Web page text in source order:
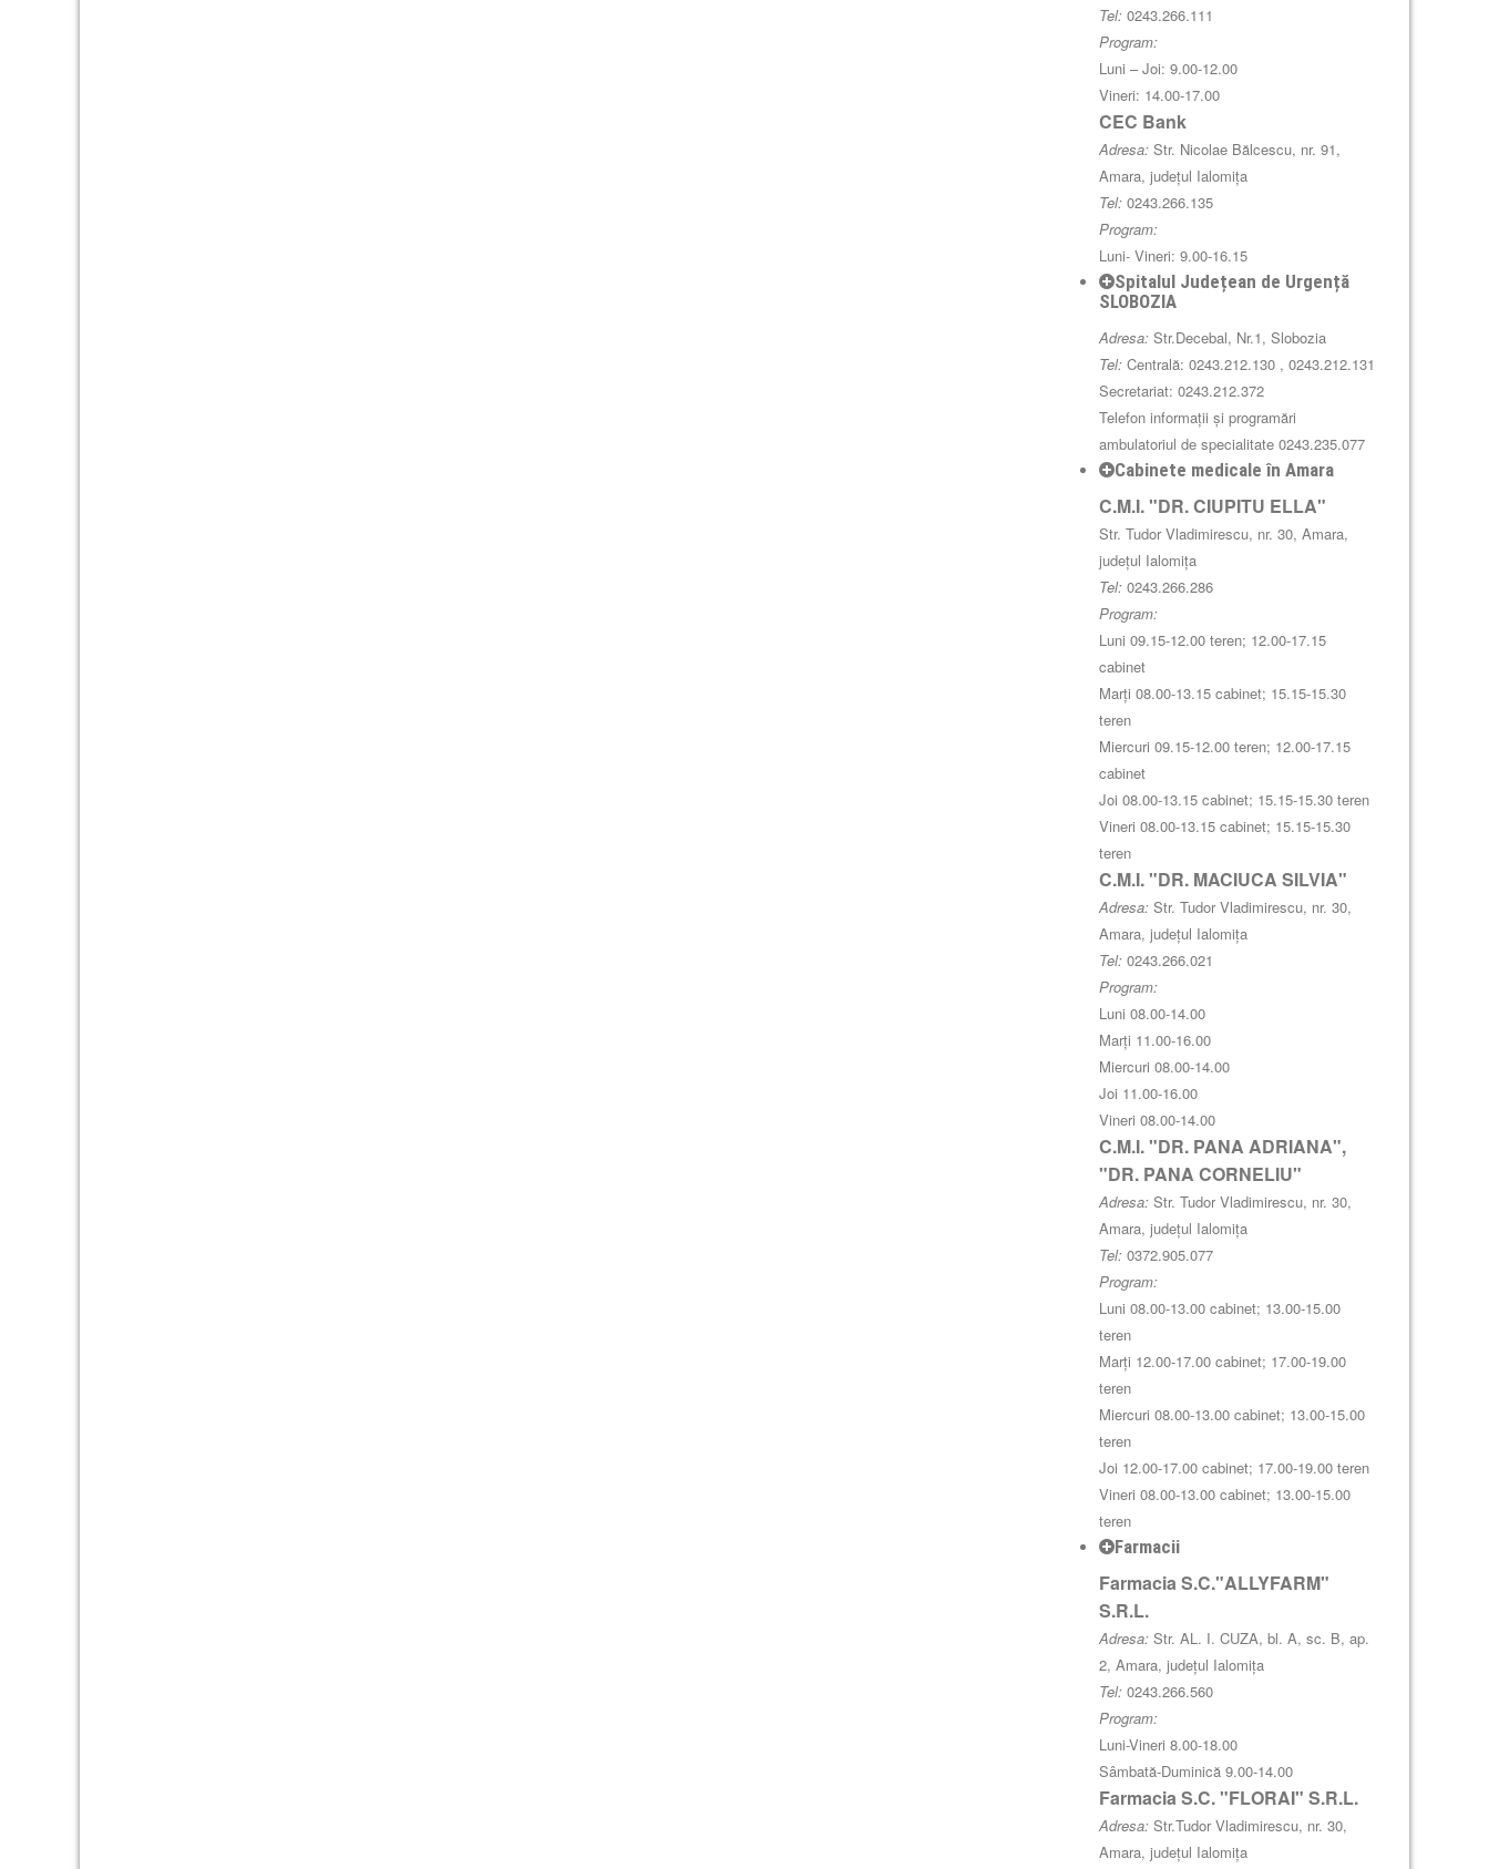
Tel:0243.266.111
Program:
Luni – Joi: 9.00-12.00
Vineri: 14.00-17.00
CEC Bank
Adresa:Str. Nicolae Bălcescu, nr. 91,
Amara, județul Ialomița
Tel:0243.266.135
Program:
Luni- Vineri: 9.00-16.15
Spitalul Județean de Urgență
SLOBOZIA
Adresa:Str.Decebal, Nr.1, Slobozia
Tel:Centrală: 0243.212.130 , 0243.212.131
Secretariat: 0243.212.372
Telefon informații și programări
ambulatoriul de specialitate 0243.235.077
Cabinete medicale în Amara
C.M.I. "DR. CIUPITU ELLA"
Str. Tudor Vladimirescu, nr. 30, Amara,
județul Ialomița
Tel:0243.266.286
Program:
Luni 09.15-12.00 teren; 12.00-17.15
cabinet
Marți 08.00-13.15 cabinet; 15.15-15.30
teren
Miercuri 09.15-12.00 teren; 12.00-17.15
cabinet
Joi 08.00-13.15 cabinet; 15.15-15.30 teren
Vineri 08.00-13.15 cabinet; 15.15-15.30
teren
C.M.I. "DR. MACIUCA SILVIA"
Adresa:Str. Tudor Vladimirescu, nr. 30,
Amara, județul Ialomița
Tel:0243.266.021
Program:
Luni 08.00-14.00
Marți 11.00-16.00
Miercuri 08.00-14.00
Joi 11.00-16.00
Vineri 08.00-14.00
C.M.I. "DR. PANA ADRIANA",
"DR. PANA CORNELIU"
Adresa:Str. Tudor Vladimirescu, nr. 30,
Amara, județul Ialomița
Tel:0372.905.077
Program:
Luni 08.00-13.00 cabinet; 13.00-15.00
teren
Marți 12.00-17.00 cabinet; 17.00-19.00
teren
Miercuri 08.00-13.00 cabinet; 13.00-15.00
teren
Joi 12.00-17.00 cabinet; 17.00-19.00 teren
Vineri 08.00-13.00 cabinet; 13.00-15.00
teren
Farmacii
Farmacia S.C."ALLYFARM"
S.R.L.
Adresa:Str. AL. I. CUZA, bl. A, sc. B, ap.
2, Amara, județul Ialomița
Tel:0243.266.560
Program:
Luni-Vineri 8.00-18.00
Sâmbată-Duminică 9.00-14.00
Farmacia S.C. "FLORAI" S.R.L.
Adresa:Str.Tudor Vladimirescu, nr. 30,
Amara, județul Ialomița